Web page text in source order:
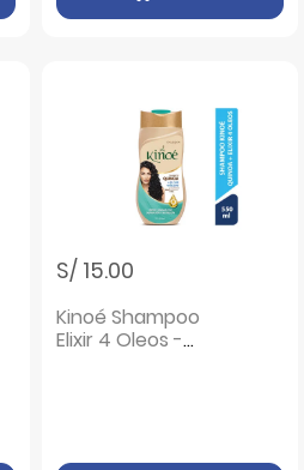
S/ 15.00
Kinoé Shampoo
Elixir 4 Oleos -